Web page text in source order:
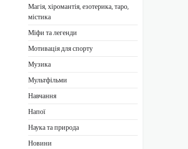
Магія, хіромантія, езотерика, таро,
містика
Міфи та легенди
Мотивація для спорту
Музика
Мультфільми
Навчання
Напої
Наука та природа
Новини